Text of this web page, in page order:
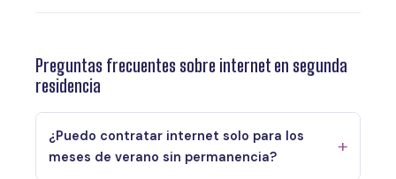
Preguntas frecuentes sobre internet en segunda
residencia
¿Puedo contratar internet solo para los
meses de verano sin permanencia?